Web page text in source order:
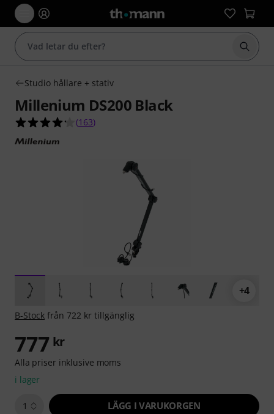
Börja
Studio hållare + stativ
Millenium DS200 Black
4.2 av 5 stjärnor från 163 kundbetyg
(163)
+4
B-Stock från 722 kr tillgänglig
777 kr
Alla priser inklusive moms
i lager
1 LÄGG I VARUKORGEN